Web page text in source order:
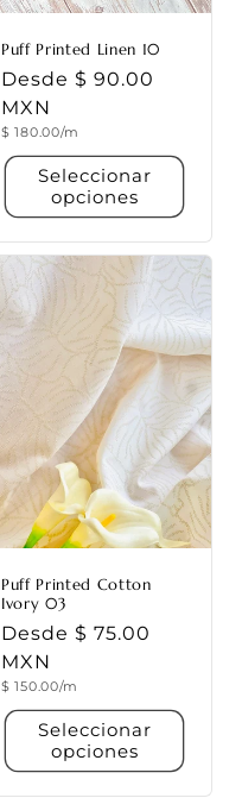
Puff Printed Linen 10
Precio
habitual
Desde $ 90.00
MXN
Precio
$ 180.00/m
Seleccionar
opciones
Puff Printed Cotton
Ivory 03
Precio
habitual
Desde $ 75.00
MXN
Precio
$ 150.00/m
Seleccionar
opciones